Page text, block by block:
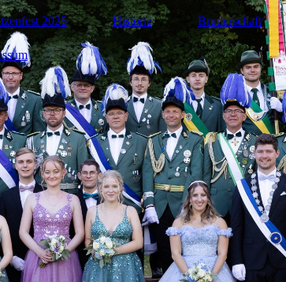
2025 Historie Bruderschaft